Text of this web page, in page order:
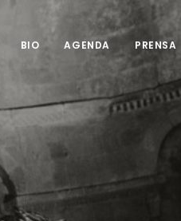
BIO AGENDA PRENSA